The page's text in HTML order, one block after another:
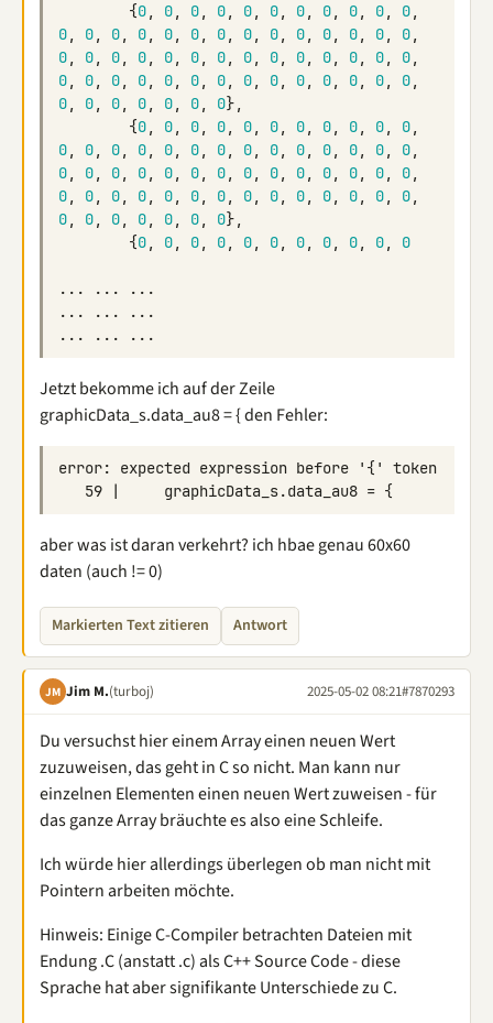
{0, 0, 0, 0, 0, 0, 0, 0, 0, 0, 0,
0, 0, 0, 0, 0, 0, 0, 0, 0, 0, 0, 0, 0, 0,
0, 0, 0, 0, 0, 0, 0, 0, 0, 0, 0, 0, 0, 0,
0, 0, 0, 0, 0, 0, 0, 0, 0, 0, 0, 0, 0, 0,
0, 0, 0, 0, 0, 0, 0},
{0, 0, 0, 0, 0, 0, 0, 0, 0, 0, 0,
0, 0, 0, 0, 0, 0, 0, 0, 0, 0, 0, 0, 0, 0,
0, 0, 0, 0, 0, 0, 0, 0, 0, 0, 0, 0, 0, 0,
0, 0, 0, 0, 0, 0, 0, 0, 0, 0, 0, 0, 0, 0,
0, 0, 0, 0, 0, 0, 0},
{0, 0, 0, 0, 0, 0, 0, 0, 0, 0, 0
... ...
...
...
...
...
...
... ...
Jetzt bekomme ich auf der Zeile
graphicData_s.data_au8 = { den Fehler:
aber was ist daran verkehrt? ich hbae genau 60x60
daten (auch != 0)
Markierten Text zitieren Antwort
JM Jim M.(turboj) 2025-05-02 08:21#7870293
Du versuchst hier einem Array einen neuen Wert
zuzuweisen, das geht in C so nicht. Man kann nur
einzelnen Elementen einen neuen Wert zuweisen - für
das ganze Array bräuchte es also eine Schleife.
Ich würde hier allerdings überlegen ob man nicht mit
Pointern arbeiten möchte.
Hinweis: Einige C-Compiler betrachten Dateien mit
Endung .C (anstatt .c) als C++ Source Code - diese
Sprache hat aber signifikante Unterschiede zu C.